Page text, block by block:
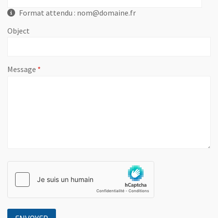
Format attendu : nom@domaine.fr
Object
Message , champ obligatoire